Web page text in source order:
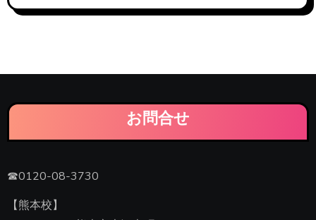
お問合せ
☎0120-08-3730
【熊本校】